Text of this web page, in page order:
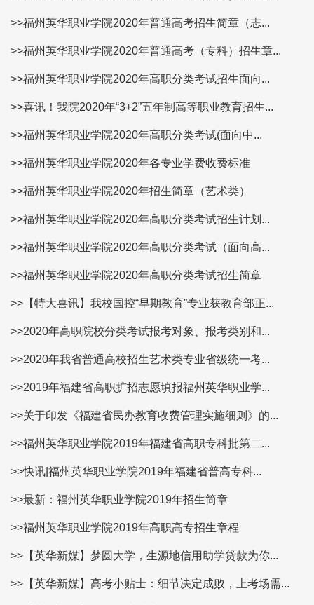
>>福州英华职业学院2020年普通高考招生简章（志...
>>福州英华职业学院2020年普通高考（专科）招生章...
>>福州英华职业学院2020年高职分类考试招生面向...
>>喜讯！我院2020年“3+2”五年制高等职业教育招生...
>>福州英华职业学院2020年高职分类考试(面向中...
>>福州英华职业学院2020年各专业学费收费标准
>>福州英华职业学院2020年招生简章（艺术类）
>>福州英华职业学院2020年高职分类考试招生计划...
>>福州英华职业学院2020年高职分类考试（面向高...
>>福州英华职业学院2020年高职分类考试招生简章
>>【特大喜讯】我校国控“早期教育”专业获教育部正...
>>2020年高职院校分类考试报考对象、报考类别和...
>>2020年我省普通高校招生艺术类专业省级统一考...
>>2019年福建省高职扩招志愿填报福州英华职业学...
>>关于印发《福建省民办教育收费管理实施细则》的...
>>福州英华职业学院2019年福建省高职专科批第二...
>>快讯|福州英华职业学院2019年福建省普高专科...
>>最新：福州英华职业学院2019年招生简章
>>福州英华职业学院2019年高职高专招生章程
>>【英华新媒】梦圆大学，生源地信用助学贷款为你...
>>【英华新媒】高考小贴士：细节决定成败，上考场需...